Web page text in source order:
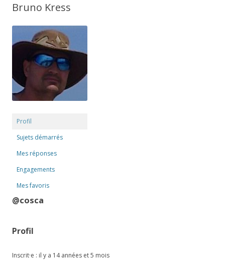
Bruno Kress
Profil
Sujets démarrés
Mes réponses
Engagements
Mes favoris
@cosca
Profil
Inscrit·e : il y a 14 années et 5 mois